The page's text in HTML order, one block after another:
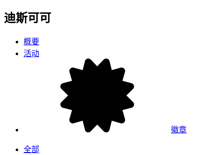
迪斯可可
概要
活动
徽章
全部